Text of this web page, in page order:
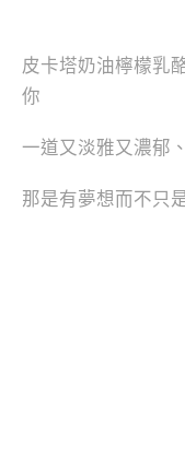
皮卡塔奶油檸檬乳
你
一道又淡雅又濃郁
那是有夢想而不只